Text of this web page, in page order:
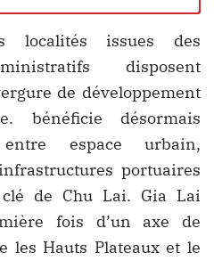
localités issues des
disposent
de développement
bénéficie désormais
espace urbain,
portuaires
de Chu Lai. Gia Lai
fois d’un axe de
les Hauts Plateaux et le